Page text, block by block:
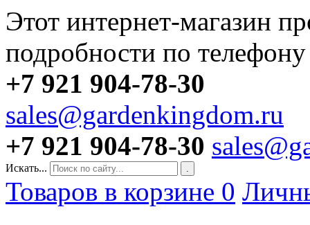
Этот интернет-магазин
подробности по телефону
+7 921 904-78-30
sales@gardenkingdom.ru
+7 921 904-78-30
Искать... .
Товаров в корзине 0